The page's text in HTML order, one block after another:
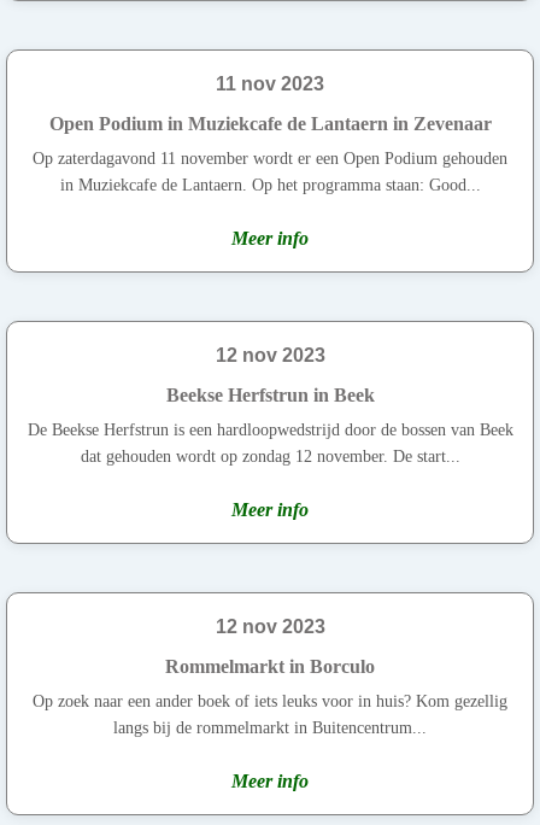
11 nov 2023
Open Podium in Muziekcafe de Lantaern in Zevenaar
Op zaterdagavond 11 november wordt er een Open Podium gehouden
in Muziekcafe de Lantaern. Op het programma staan: Good...
Meer info
12 nov 2023
Beekse Herfstrun in Beek
De Beekse Herfstrun is een hardloopwedstrijd door de bossen van Beek
dat gehouden wordt op zondag 12 november. De start...
Meer info
12 nov 2023
Rommelmarkt in Borculo
Op zoek naar een ander boek of iets leuks voor in huis? Kom gezellig
langs bij de rommelmarkt in Buitencentrum...
Meer info